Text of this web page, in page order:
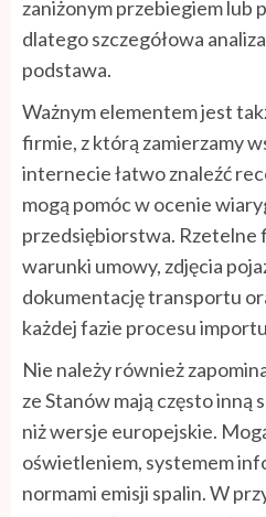
zaniżonym przebiegiem lub
dlatego szczegółowa
podstawa.
Ważnym elementem jest
firmie, z którą zamierzamy
internecie łatwo znaleźć
mogą pomóc w ocenie
przedsiębiorstwa.
warunki umowy, zdjęcia
dokumentację transportu
każdej fazie procesu
Nie należy również
ze Stanów mają często
niż wersje europejskie.
oświetleniem, systemem
normami emisji spalin. W